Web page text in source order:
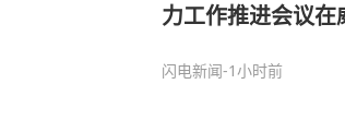
力工作推进会议在
闪电新闻-1小时前